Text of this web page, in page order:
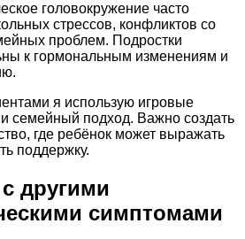
головокружение часто
стрессов, конфликтов со
проблем. Подростки
к гормональным изменениям и
я использую игровые
семейный подход. Важно создать
где ребёнок может выражать
поддержку.
другими
симптомами